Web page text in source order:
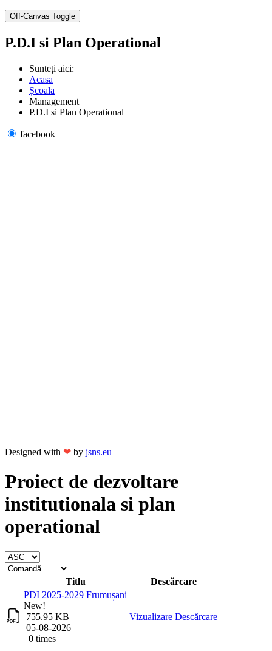
Off-Canvas Toggle
P.D.I si Plan Operational
Sunteți aici:
Acasa
Școala
Management
P.D.I si Plan Operational
facebook
Designed with ❤ by jsns.eu
Proiect de dezvoltare
institutionala si plan
operational
Titlu
Descărcare
PDI 2025-2029 Frumușani
New!
755.95 KB
05-08-2026
0 times
Vizualizare Descărcare